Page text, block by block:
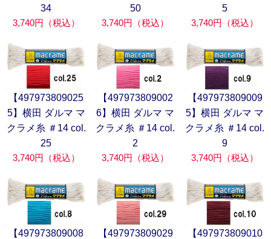
34
3,740円（税込）
50
3,740円（税込）
5
3,740円（税込）
【497973809025
5】横田 ダルマ マ
クラメ糸 ＃14 col.
25
3,740円（税込）
【497973809002
6】横田 ダルマ マ
クラメ糸 ＃14 col.
2
3,740円（税込）
【497973809009
5】横田 ダルマ マ
クラメ糸 ＃14 col.
9
3,740円（税込）
【497973809008
【497973809029
【497973809010